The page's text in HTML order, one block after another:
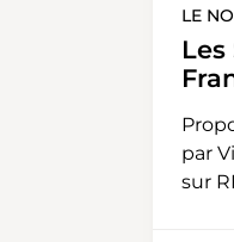
LE
par
sur